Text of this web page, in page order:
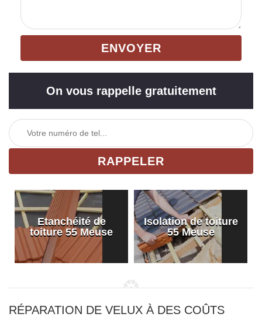
On vous rappelle gratuitement
Etanchéité de
toiture 55 Meuse
Isolation de toiture
55 Meuse
RÉPARATION DE VELUX À DES COÛTS